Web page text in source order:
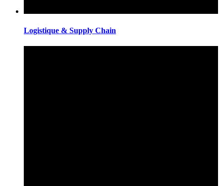
Logistique & Supply Chain